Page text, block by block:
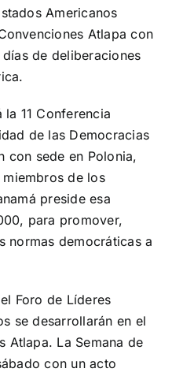
Americanos
Atlapa con
de deliberaciones
la 11 Conferencia
de las Democracias
con sede en Polonia,
de los
preside esa
para promover,
normas democráticas a
Foro de Líderes
se desarrollarán en el
Atlapa. La Semana de
con un acto